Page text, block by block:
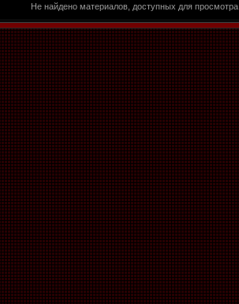
Не найдено материалов, доступных для просмотра